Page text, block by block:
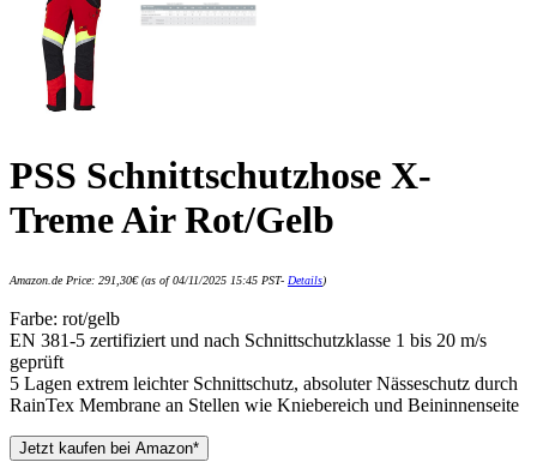
PSS Schnittschutzhose X-
Treme Air Rot/Gelb
Amazon.de Price: 291,30€(as of 04/11/2025 15:45 PST- Details)
Farbe: rot/gelb
EN 381-5 zertifiziert und nach Schnittschutzklasse 1 bis 20 m/s
geprüft
5 Lagen extrem leichter Schnittschutz, absoluter Nässeschutz durch
RainTex Membrane an Stellen wie Kniebereich und Beininnenseite
Jetzt kaufen bei Amazon*